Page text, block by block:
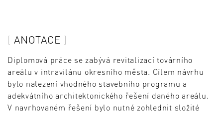
ANOTACE
Diplomová práce se zabývá revitalizací továrního
areálu v intravilánu okresního města. Cílem návrhu
bylo nalezení vhodného stavebního programu a
adekvátního architektonického řešení daného areálu.
V navrhovaném řešení bylo nutné zohlednit složité